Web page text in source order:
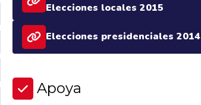
Elecciones locales 2015
Elecciones presidenciales 2014
Apoya